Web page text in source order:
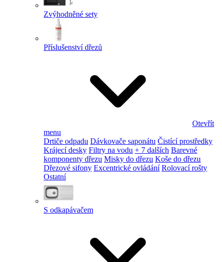
Zvýhodněné sety
Příslušenství dřezů
Otevřít
menu
Drtiče odpadu Dávkovače saponátu Čistící prostředky
Krájecí desky Filtry na vodu + 7 dalších Barevné
komponenty dřezu Misky do dřezu Koše do dřezu
Dřezové sifony Excentrické ovládání Rolovací rošty
Ostatní
S odkapávačem